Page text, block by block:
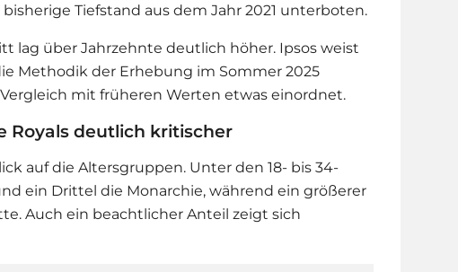
Tiefstand aus dem Jahr 2021 unterboten.
lag über Jahrzehnte deutlich höher. Ipsos weist
Methodik der Erhebung im Sommer 2025
mit früheren Werten etwas einordnet.
Royals deutlich kritischer
auf die Altersgruppen. Unter den 18- bis 34-
ein Drittel die Monarchie, während ein größerer
Auch ein beachtlicher Anteil zeigt sich